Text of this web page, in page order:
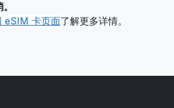
eSIM 卡页面了解更多详情。